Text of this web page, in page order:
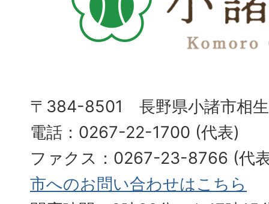
〒384-8501 長野県小諸市相
電話：0267-22-1700 (代表)
ファクス：0267-23-8766 (
市へのお問い合わせはこちら